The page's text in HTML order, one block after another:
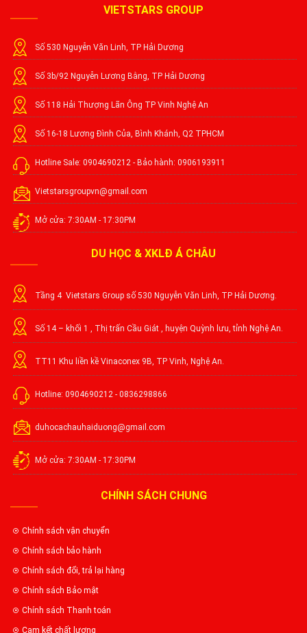
VIETSTARS GROUP
Số 530 Nguyễn Văn Linh, TP Hải Dương
Số 3b/92 Nguyễn Lương Bằng, TP Hải Dương
Số 118 Hải Thượng Lãn Ông TP Vinh Nghệ An
Số 16-18 Lương Đình Của, Bình Khánh, Q2 TPHCM
Hotline Sale: 0904690212 - Bảo hành: 0906193911
Vietstarsgroupvn@gmail.com
Mở cửa: 7:30AM - 17:30PM
DU HỌC & XKLĐ Á CHÂU
Tầng 4 Vietstars Group số 530 Nguyễn Văn Linh, TP Hải Dương.
Số 14 – khối 1 , Thị trấn Cầu Giát , huyện Quỳnh lưu, tỉnh Nghệ An.
TT11 Khu liền kề Vinaconex 9B, TP Vinh, Nghệ An.
Hotline: 0904690212 - 0836298866
duhocachauhaiduong@gmail.com
Mở cửa: 7:30AM - 17:30PM
CHÍNH SÁCH CHUNG
Chính sách vận chuyển
Chính sách bảo hành
Chính sách đổi, trả lại hàng
Chính sách Bảo mật
Chính sách Thanh toán
Cam kết chất lượng